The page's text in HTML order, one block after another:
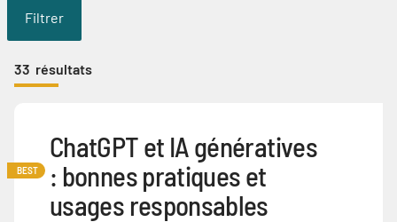
Filtrer
33 résultats
BEST
ChatGPT et IA génératives
: bonnes pratiques et
usages responsables